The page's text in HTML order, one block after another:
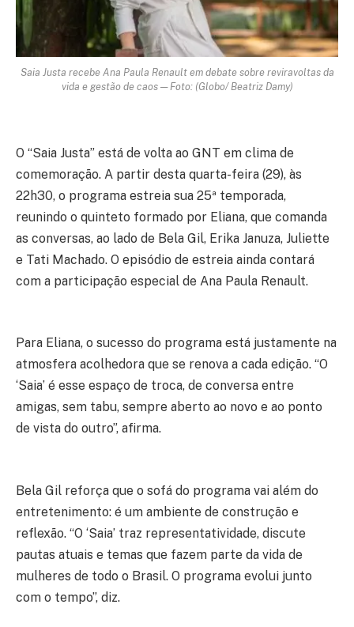
Saia Justa recebe Ana Paula Renault em debate sobre reviravoltas da
vida e gestão de caos — Foto: (Globo/ Beatriz Damy)
O “Saia Justa” está de volta ao GNT em clima de
comemoração. A partir desta quarta-feira (29), às
22h30, o programa estreia sua 25ª temporada,
reunindo o quinteto formado por Eliana, que comanda
as conversas, ao lado de Bela Gil, Erika Januza, Juliette
e Tati Machado. O episódio de estreia ainda contará
com a participação especial de Ana Paula Renault.
Para Eliana, o sucesso do programa está justamente na
atmosfera acolhedora que se renova a cada edição. “O
‘Saia’ é esse espaço de troca, de conversa entre
amigas, sem tabu, sempre aberto ao novo e ao ponto
de vista do outro”, afirma.
Bela Gil reforça que o sofá do programa vai além do
entretenimento: é um ambiente de construção e
reflexão. “O ‘Saia’ traz representatividade, discute
pautas atuais e temas que fazem parte da vida de
mulheres de todo o Brasil. O programa evolui junto
com o tempo”, diz.